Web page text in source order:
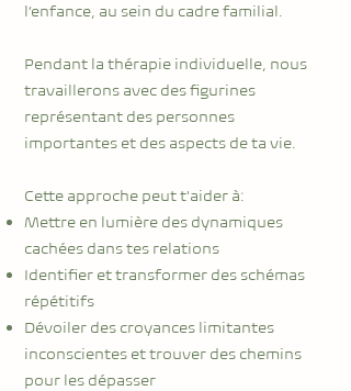
l’enfance, au sein du cadre familial.
Pendant la thérapie individuelle, nous
travaillerons avec des figurines
représentant des personnes
importantes et des aspects de ta vie.
Cette approche peut t'aider à:
Mettre en lumière des dynamiques
cachées dans tes relations
Identifier et transformer des schémas
répétitifs
Dévoiler des croyances limitantes
inconscientes et trouver des chemins
pour les dépasser